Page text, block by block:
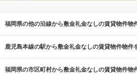
福岡県の他の沿線から敷金礼金なしの賃貸物件物
鹿児島本線の駅から敷金礼金なしの賃貸物件物件
福岡県の市区町村から敷金礼金なしの賃貸物件物